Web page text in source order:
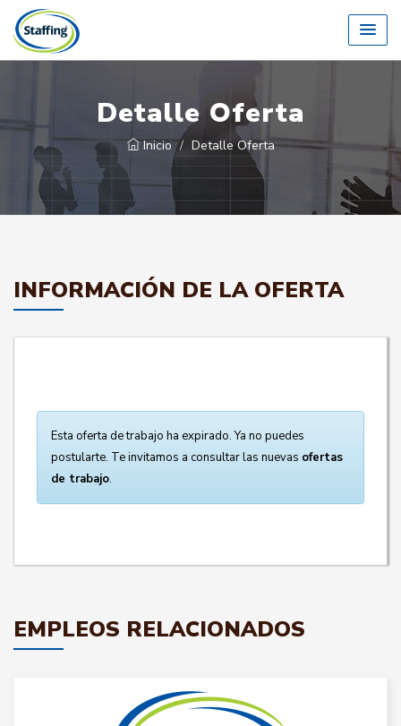
Detalle Oferta
Inicio Detalle Oferta
INFORMACIÓN DE LA OFERTA
Esta oferta de trabajo ha expirado. Ya no puedes
postularte. Te invitamos a consultar las nuevas ofertas
de trabajo.
EMPLEOS RELACIONADOS